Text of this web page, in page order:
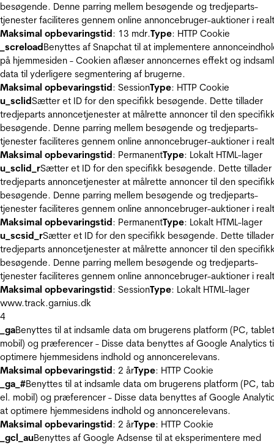
besøgende. Denne parring mellem besøgende og tredjeparts-
tjenester faciliteres gennem online annoncebruger-auktioner i
Maksimal opbevaringstid: 13 mdr.Type: HTTP Cookie
_screloadBenyttes af Snapchat til at implementere
på hjemmesiden - Cookien aflæser annoncernes effekt og
data til yderligere segmentering af brugerne.
Maksimal opbevaringstid: SessionType: HTTP Cookie
u_sclidSætter et ID for den specifikk besøgende. Dette tillader
tredjeparts annoncetjenester at målrette annoncer til den
besøgende. Denne parring mellem besøgende og tredjeparts-
tjenester faciliteres gennem online annoncebruger-auktioner i
Maksimal opbevaringstid: PermanentType: Lokalt HTML-lager
u_sclid_rSætter et ID for den specifikk besøgende. Dette tillader
tredjeparts annoncetjenester at målrette annoncer til den
besøgende. Denne parring mellem besøgende og tredjeparts-
tjenester faciliteres gennem online annoncebruger-auktioner i
Maksimal opbevaringstid: PermanentType: Lokalt HTML-lager
u_scsid_rSætter et ID for den specifikk besøgende. Dette tillader
tredjeparts annoncetjenester at målrette annoncer til den
besøgende. Denne parring mellem besøgende og tredjeparts-
tjenester faciliteres gennem online annoncebruger-auktioner i
Maksimal opbevaringstid: SessionType: Lokalt HTML-lager
www.track.garnius.dk
4
_gaBenyttes til at indsamle data om brugerens platform (PC,
mobil) og præferencer - Disse data benyttes af Google Analytics
optimere hjemmesidens indhold og annoncerelevans.
Maksimal opbevaringstid: 2 årType: HTTP Cookie
_ga_#Benyttes til at indsamle data om brugerens platform (PC,
el. mobil) og præferencer - Disse data benyttes af Google
at optimere hjemmesidens indhold og annoncerelevans.
Maksimal opbevaringstid: 2 årType: HTTP Cookie
_gcl_auBenyttes af Google Adsense til at eksperimentere med